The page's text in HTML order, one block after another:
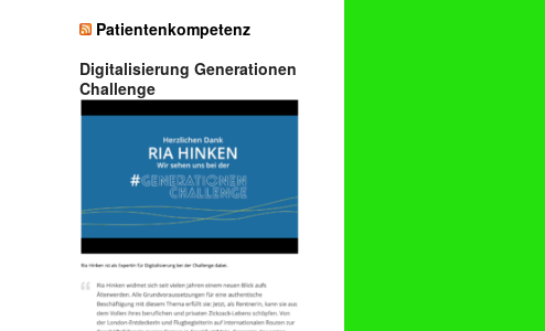
Patientenkompetenz
Digitalisierung Generationen
Challenge